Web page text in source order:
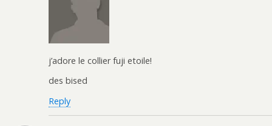
j’adore le collier fuji etoile!
des bised
Reply